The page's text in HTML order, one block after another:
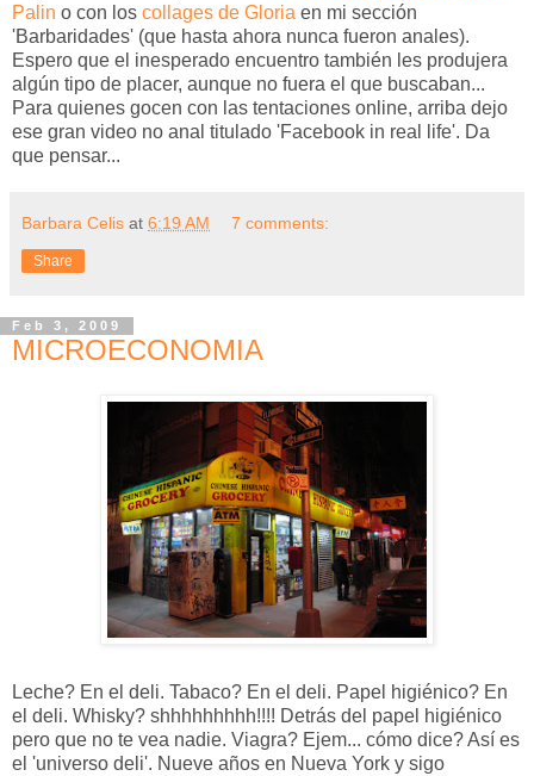
Palin o con los collages de Gloria en mi sección
'Barbaridades' (que hasta ahora nunca fueron anales).
Espero que el inesperado encuentro también les produjera
algún tipo de placer, aunque no fuera el que buscaban...
Para quienes gocen con las tentaciones online, arriba dejo
ese gran video no anal titulado 'Facebook in real life'. Da
que pensar...
Barbara Celis at 6:19 AM 7 comments:
Share
Feb 3, 2009
MICROECONOMIA
Leche? En el deli. Tabaco? En el deli. Papel higiénico? En
el deli. Whisky? shhhhhhhhh!!!! Detrás del papel higiénico
pero que no te vea nadie. Viagra? Ejem... cómo dice? Así es
el 'universo deli'. Nueve años en Nueva York y sigo